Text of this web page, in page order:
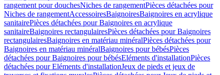
rangement pour douchesNiches de rangementPièces détachées pour
Niches de rangementAccessoiresBaignoiresBaignoires en acrylique
sanitairePièces détachées pour Baignoires en acrylique
sanitaireBaignoires rectangulairesPièces détachées pour Baignoires
rectangulairesBaignoires en matériau minéralPièces détachées pour
Baignoires en matériau minéralBaignoires pour bébésPièces
détachées pour Baignoires pour bébésEléments d'installationPièces
détachées pour Eléments d'installationJeux de pieds et jeux de